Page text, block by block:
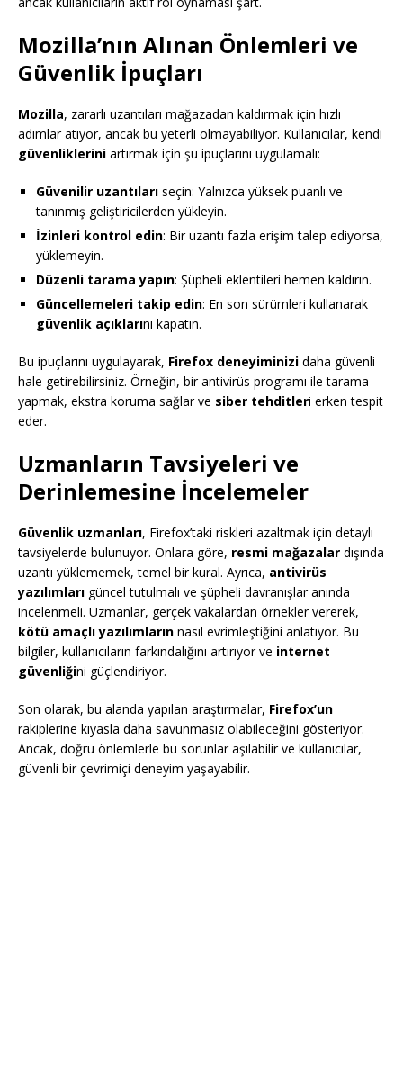
Mozilla’nın Alınan Önlemleri ve
Güvenlik İpuçları
Mozilla, zararlı uzantıları mağazadan kaldırmak için hızlı
adımlar atıyor, ancak bu yeterli olmayabiliyor. Kullanıcılar, kendi
güvenliklerini artırmak için şu ipuçlarını uygulamalı:
Güvenilir uzantıları seçin: Yalnızca yüksek puanlı ve
tanınmış geliştiricilerden yükleyin.
İzinleri kontrol edin: Bir uzantı fazla erişim talep ediyorsa,
yüklemeyin.
Düzenli tarama yapın: Şüpheli eklentileri hemen kaldırın.
Güncellemeleri takip edin: En son sürümleri kullanarak
güvenlik açıklarını kapatın.
Bu ipuçlarını uygulayarak, Firefox deneyiminizi daha güvenli
hale getirebilirsiniz. Örneğin, bir antivirüs programı ile tarama
yapmak, ekstra koruma sağlar ve siber tehditleri erken tespit
eder.
Uzmanların Tavsiyeleri ve
Derinlemesine İncelemeler
Güvenlik uzmanları, Firefox’taki riskleri azaltmak için detaylı
tavsiyelerde bulunuyor. Onlara göre, resmi mağazalar dışında
uzantı yüklememek, temel bir kural. Ayrıca, antivirüs
yazılımları güncel tutulmalı ve şüpheli davranışlar anında
incelenmeli. Uzmanlar, gerçek vakalardan örnekler vererek,
kötü amaçlı yazılımların nasıl evrimleştiğini anlatıyor. Bu
bilgiler, kullanıcıların farkındalığını artırıyor ve internet
güvenliğini güçlendiriyor.
Son olarak, bu alanda yapılan araştırmalar, Firefox’un
rakiplerine kıyasla daha savunmasız olabileceğini gösteriyor.
Ancak, doğru önlemlerle bu sorunlar aşılabilir ve kullanıcılar,
güvenli bir çevrimiçi deneyim yaşayabilir.